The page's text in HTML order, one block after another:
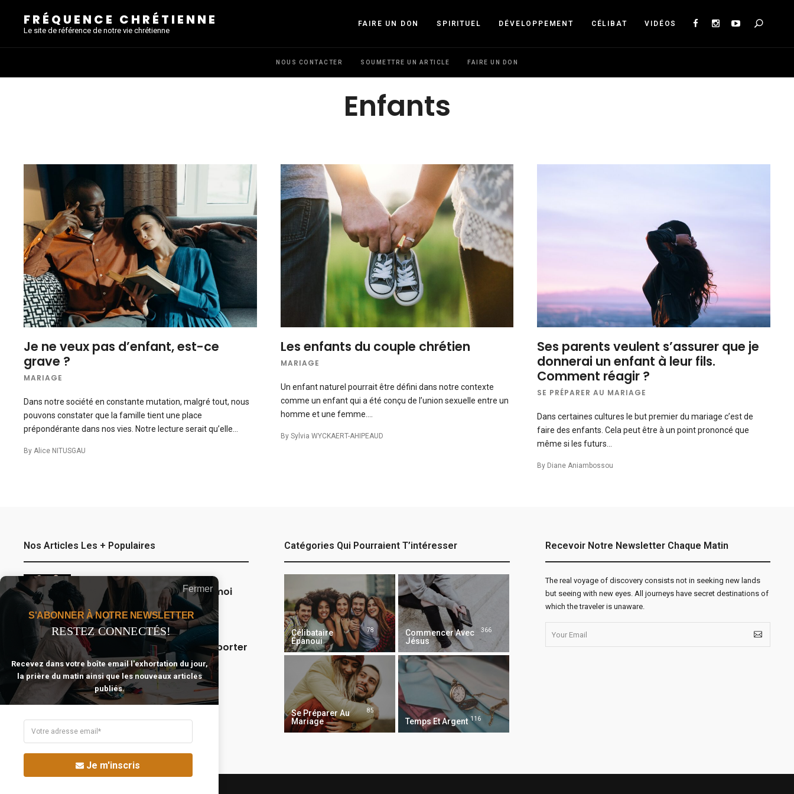
FRÉQUENCE CHRÉTIENNE
Le site de référence de notre vie chrétienne
FAIRE UN DON SPIRITUEL DÉVELOPPEMENT CÉLIBAT VIDÉOS
NOUS CONTACTER SOUMETTRE UN ARTICLE FAIRE UN DON
Enfants
Je ne veux pas d’enfant, est-ce
grave ?
MARIAGE
Dans notre société en constante mutation, malgré tout, nous
pouvons constater que la famille tient une place
prépondérante dans nos vies. Notre lecture serait qu’elle…
By Alice NITUSGAU
Les enfants du couple chrétien
MARIAGE
Un enfant naturel pourrait être défini dans notre contexte
comme un enfant qui a été conçu de l’union sexuelle entre un
homme et une femme….
By Sylvia WYCKAERT-AHIPEAUD
Ses parents veulent s’assurer que je
donnerai un enfant à leur fils.
Comment réagir ?
SE PRÉPARER AU MARIAGE
Dans certaines cultures le but premier du mariage c’est de
faire des enfants. Cela peut être à un point prononcé que
même si les futurs…
By Diane Aniambossou
Nos Articles Les + Populaires
Seigneur, que ma famille et moi
restions sous Ta protection.
5 versets bibliques pour supporter
et surmonter les moments
difficiles.
devrions prier plus souvent.
Catégories Qui Pourraient T’intéresser
Célibataire
Épanoui
78
Commencer Avec
Jésus
366
Se Préparer Au
Mariage
85
Temps Et Argent 116
Recevoir Notre Newsletter Chaque Matin
The real voyage of discovery consists not in seeking new lands
but seeing with new eyes. All journeys have secret destinations of
which the traveler is unaware.
Fermer
S'ABONNER À NOTRE NEWSLETTER
RESTEZ CONNECTÉS!
Recevez dans votre boîte email l'exhortation du jour,
la prière du matin ainsi que les nouveaux articles
publiés.
Je m'inscris